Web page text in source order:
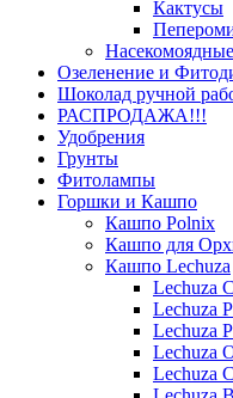
Кактусы
Озеленение и
Шоколад ручной
РАСПРОДАЖА!!!
Удобрения
Грунты
Фитолампы
Горшки и Кашпо
Кашпо Polnix
Кашпо для
Кашпо Lechuza
Lechuza
Lechuza
Lechuza
Lechuza
Lechuza